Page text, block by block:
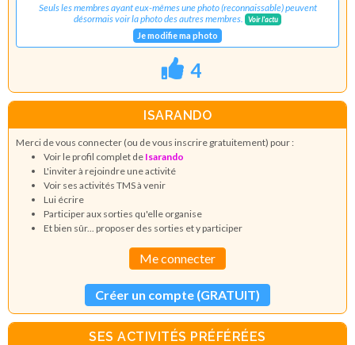
Seuls les membres ayant eux-mêmes une photo (reconnaissable) peuvent
désormais voir la photo des autres membres.
Voir l'actu
Je modifie ma photo
4
ISARANDO
Merci de vous connecter (ou de vous inscrire gratuitement) pour :
Voir le profil complet de Isarando
L'inviter à rejoindre une activité
Voir ses activités TMS à venir
Lui écrire
Participer aux sorties qu'elle organise
Et bien sûr... proposer des sorties et y participer
Me connecter
Créer un compte (GRATUIT)
SES ACTIVITÉS PRÉFÉRÉES